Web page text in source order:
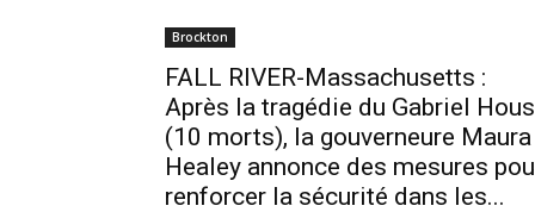
Brockton
FALL RIVER-Massachusetts :
Après la tragédie du Gabriel
(10 morts), la gouverneure Maura
Healey annonce des mesures
renforcer la sécurité dans les...